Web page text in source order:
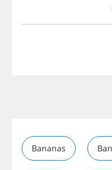
Bananas